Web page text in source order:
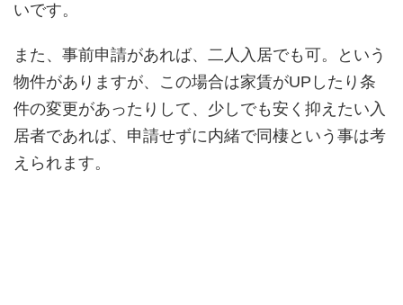
いです。
また、事前申請があれば、二人入居でも可。という
物件がありますが、この場合は家賃がUPしたり条
件の変更があったりして、少しでも安く抑えたい入
居者であれば、申請せずに内緒で同棲という事は考
えられます。